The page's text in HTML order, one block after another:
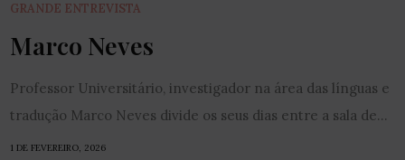
GRANDE ENTREVISTA
Marco Neves
Professor Universitário, investigador na área das línguas e
tradução Marco Neves divide os seus dias entre a sala de...
1 DE FEVEREIRO, 2026